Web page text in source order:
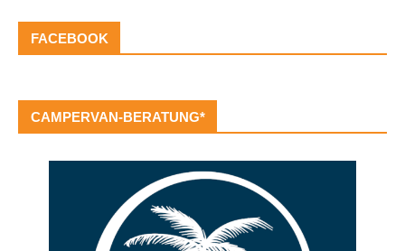
FACEBOOK
CAMPERVAN-BERATUNG*